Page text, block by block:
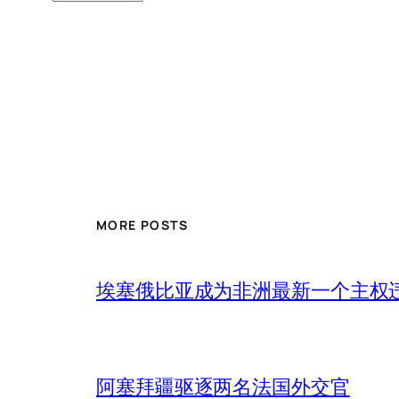
MORE POSTS
埃塞俄比亚成为非洲最新一个主权
阿塞拜疆驱逐两名法国外交官